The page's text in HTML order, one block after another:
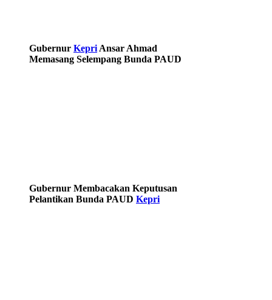
Gubernur Kepri Ansar Ahmad
Memasang Selempang Bunda PAUD
Gubernur Membacakan Keputusan
Pelantikan Bunda PAUD Kepri